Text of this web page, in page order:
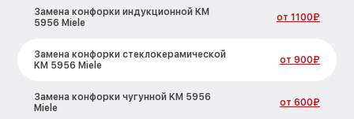
Замена конфорки индукционной KM
5956 Miele
от 1100₽
Замена конфорки стеклокерамической
KM 5956 Miele
от 900₽
Замена конфорки чугунной KM 5956
Miele
от 600₽